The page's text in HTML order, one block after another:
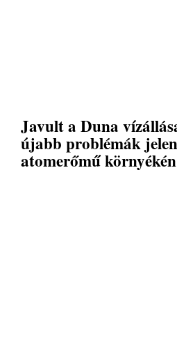
Javult a Duna
újabb problémák
atomerőmű környékén